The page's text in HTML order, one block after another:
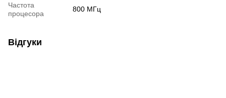
Частота
процесора
800 МГц
Відгуки